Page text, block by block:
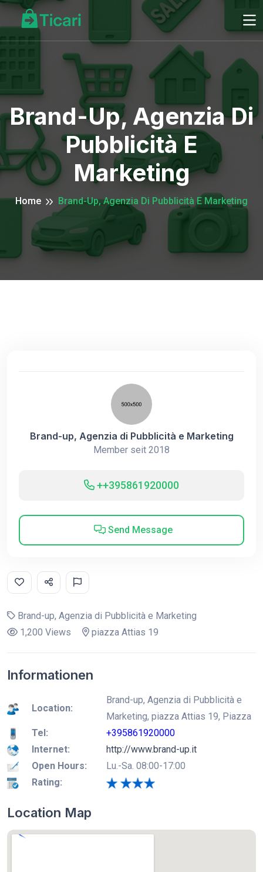
Brand-Up, Agenzia Di
Pubblicità E
Marketing
Home Brand-Up, Agenzia Di Pubblicità E Marketing
Brand-up, Agenzia di Pubblicità e Marketing
Member seit 2018
++395861920000
Send Message
Brand-up, Agenzia di Pubblicità e Marketing
1,200 Views
piazza Attias 19
Informationen
Location:
Brand-up, Agenzia di Pubblicità e
Marketing, piazza Attias 19, Piazza
Tel:
+395861920000
Internet:
http://www.brand-up.it
Open Hours:
Lu.-Sa. 08:00-17:00
Rating:
Location Map